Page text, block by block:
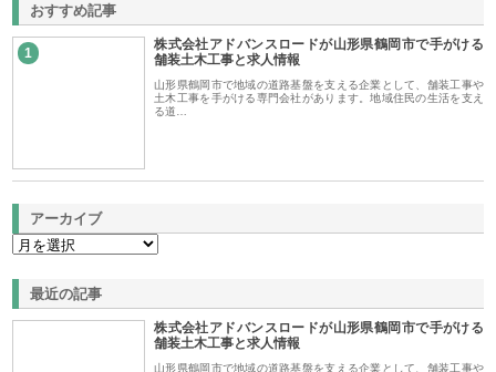
おすすめ記事
1
株式会社アドバンスロードが山形県鶴岡市で手がける
舗装土木工事と求人情報
山形県鶴岡市で地域の道路基盤を支える企業として、舗装工事や
土木工事を手がける専門会社があります。地域住民の生活を支え
る道…
アーカイブ
最近の記事
株式会社アドバンスロードが山形県鶴岡市で手がける
舗装土木工事と求人情報
山形県鶴岡市で地域の道路基盤を支える企業として、舗装工事や